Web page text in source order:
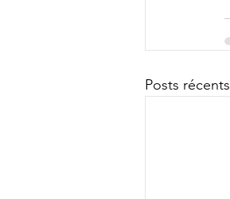
Posts récents